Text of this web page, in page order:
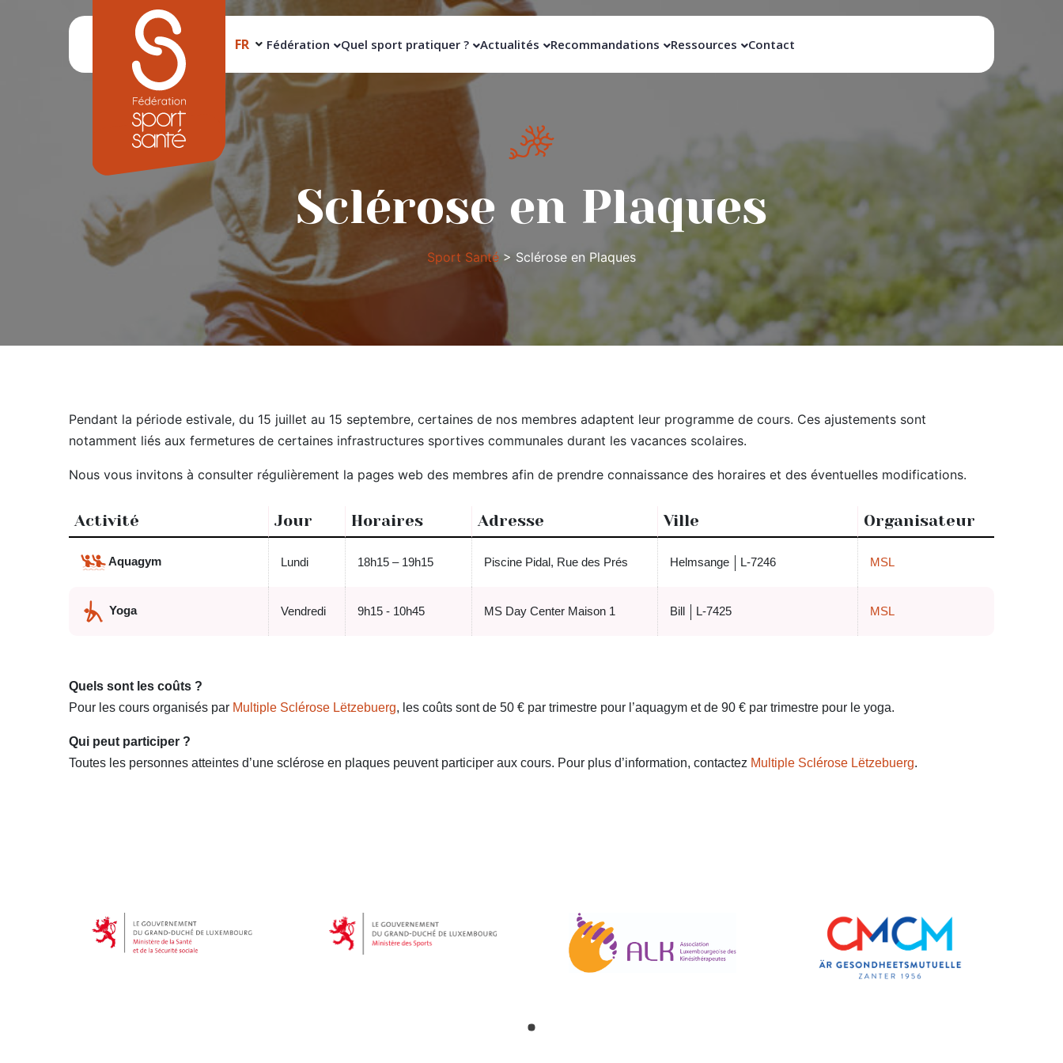
FR Fédération Quel sport pratiquer ? Actualités Recommandations Ressources Contact
Sclérose en Plaques
Sport Santé > Sclérose en Plaques
Pendant la période estivale, du 15 juillet au 15 septembre, certaines de nos membres adaptent leur programme de cours. Ces ajustements sont
notamment liés aux fermetures de certaines infrastructures sportives communales durant les vacances scolaires.
Nous vous invitons à consulter régulièrement la pages web des membres afin de prendre connaissance des horaires et des éventuelles modifications.
Activité Jour Horaires Adresse Ville Organisateur
Aquagym Lundi 18h15 – 19h15 Piscine Pidal, Rue des Prés Helmsange L-7246 MSL
Yoga Vendredi 9h15 - 10h45 MS Day Center Maison 1 Bill L-7425 MSL
Quels sont les coûts ?
Pour les cours organisés par Multiple Sclérose Lëtzebuerg, les coûts sont de 50 € par trimestre pour l’aquagym et de 90 € par trimestre pour le yoga.
Qui peut participer ?
Toutes les personnes atteintes d’une sclérose en plaques peuvent participer aux cours. Pour plus d’information, contactez Multiple Sclérose Lëtzebuerg.